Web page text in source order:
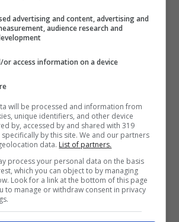
come si evolverà il
e Lara, quest’ultima
unlegame sempre più forte
favorire la nascita di questa
sembra sia stato proprio
Filippo. Una triste vicenda che
ad avere sempre più
ma che in futuro
un bel po’ di problemi. Nel
nel corso della puntata di
che andrà in onda venerdì 5
advertising and content, advertising and
audience research and
or access information on a device
will be processed and information from
unique identifiers, and other device
by, accessed by and shared with 319
by this site. We and our partners
data. List of partners.
process your personal data on the basis
which you can object to by managing
Look for a link at the bottom of this page
to manage or withdraw consent in privacy